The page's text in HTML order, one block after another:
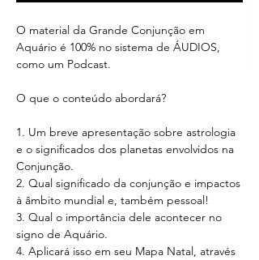
O material da Grande Conjunção em
Aquário é 100% no sistema de ÁUDIOS,
como um Podcast.
O que o conteúdo abordará?
1. Um breve apresentação sobre astrologia
e o significados dos planetas envolvidos na
Conjunção.
2. Qual significado da conjunção e impactos
à âmbito mundial e, também pessoal!
3. Qual o importância dele acontecer no
signo de Aquário.
4. Aplicará isso em seu Mapa Natal, através